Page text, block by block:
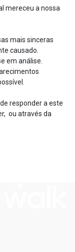
mereceu a nossa
mais sinceras
causado.
em análise.
responder a este
ou através da